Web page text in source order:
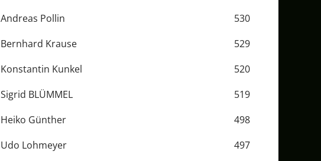
Andreas Pollin
530
Bernhard Krause
529
Konstantin Kunkel
520
Sigrid BLÜMMEL
519
Heiko Günther
498
Udo Lohmeyer
497